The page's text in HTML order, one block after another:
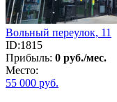
Вольный переулок, 11
ID:1815
Прибыль: 0 руб./мес.
Место:
55 000 руб.